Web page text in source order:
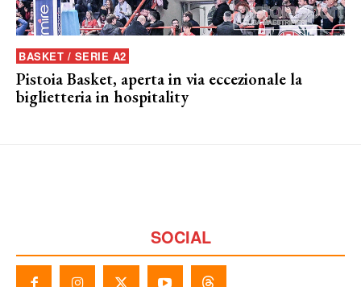
BASKET / SERIE A2
Pistoia Basket, aperta in via eccezionale la
biglietteria in hospitality
SOCIAL